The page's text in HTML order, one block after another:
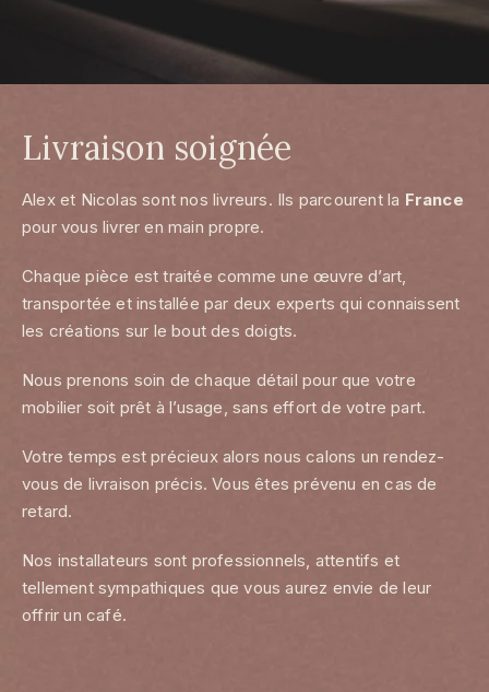
Livraison soignée
Alex et Nicolas sont nos livreurs. Ils parcourent la France
pour vous livrer en main propre.
Chaque pièce est traitée comme une œuvre d’art,
transportée et installée par deux experts qui connaissent
les créations sur le bout des doigts.
Nous prenons soin de chaque détail pour que votre
mobilier soit prêt à l’usage, sans effort de votre part.
Votre temps est précieux alors nous calons un rendez-
vous de livraison précis. Vous êtes prévenu en cas de
retard.
Nos installateurs sont professionnels, attentifs et
tellement sympathiques que vous aurez envie de leur
offrir un café.